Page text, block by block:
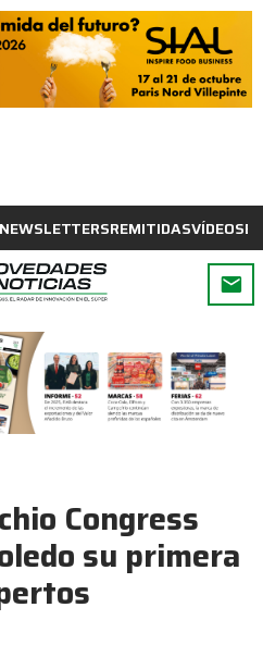
REMITIDASVÍDEOS
Congress
su primera